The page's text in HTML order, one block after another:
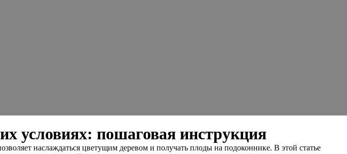
условиях: пошаговая инструкция
наслаждаться цветущим деревом и получать плоды на подоконнике. В этой статье